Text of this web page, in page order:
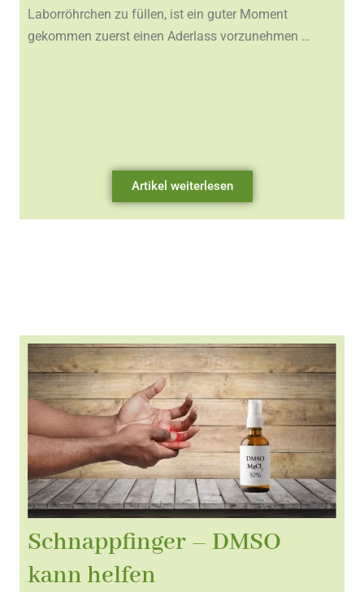
Laborröhrchen zu füllen, ist ein guter Moment
gekommen zuerst einen Aderlass vorzunehmen …
Artikel weiterlesen
Schnappfinger – DMSO
kann helfen